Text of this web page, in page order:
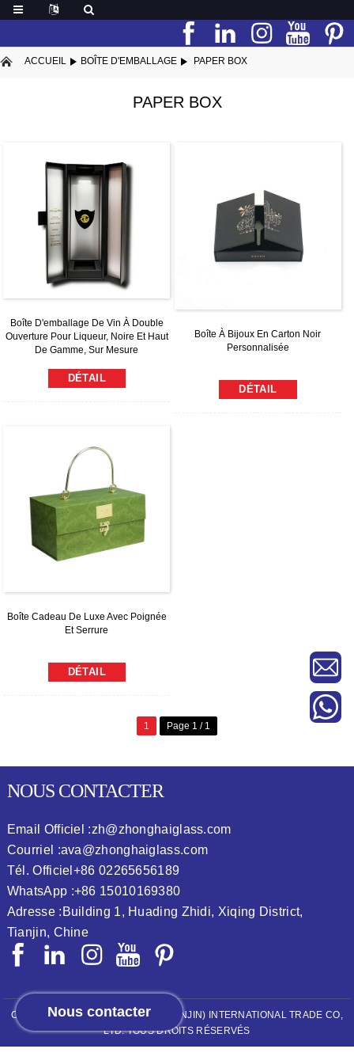
ACCUEIL BOÎTE D'EMBALLAGE PAPER BOX
PAPER BOX
Boîte D'emballage De Vin À Double
Ouverture Pour Liqueur, Noire Et Haut
De Gamme, Sur Mesure
DÉTAIL
Boîte À Bijoux En Carton Noir
Personnalisée
DÉTAIL
Boîte Cadeau De Luxe Avec Poignée
Et Serrure
DÉTAIL
1 Page 1 / 1
Nous contacter
NOUS CONTACTER
Email Officiel :zh@zhonghaiglass.com
Courriel :ava@zhonghaiglass.com
Tél. Officiel +86 02265656189
WhatsApp :+86 15010169380
Adresse : Building 1, Huading Zhidi, Xiqing District,
Tianjin, Chine
COPYRIGHT © 2026 ZHONGHAI (TIANJIN) INTERNATIONAL TRADE CO,
LTD.TOUS DROITS RÉSERVÉS